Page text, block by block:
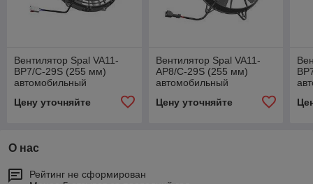
Вентилятор Spal VA11-
BP7/C-29S (255 мм)
автомобильный
Цену уточняйте
Вентилятор Spal VA11-
AP8/C-29S (255 мм)
автомобильный
Цену уточняйте
О нас
Рейтинг не сформирован